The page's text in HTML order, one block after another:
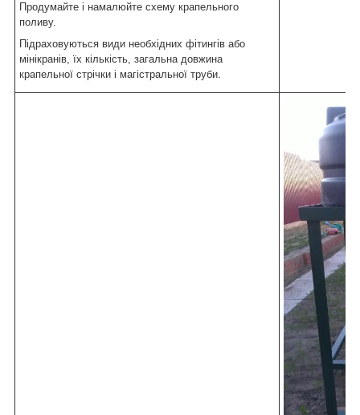
Продумайте і намалюйте схему крапельного
поливу.
Підраховуються види необхідних фітингів або
мінікранів, їх кількість, загальна довжина
крапельної стрічки і магістральної труби.